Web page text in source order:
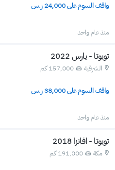
واقف السوم على 24,000 ر.س
منذ عام واحد
تويوتا - يارس 2022
الشرقية 157,000 كم
واقف السوم على 38,000 ر.س
منذ عام واحد
تويوتا - افانزا 2018
مكة 191,000 كم